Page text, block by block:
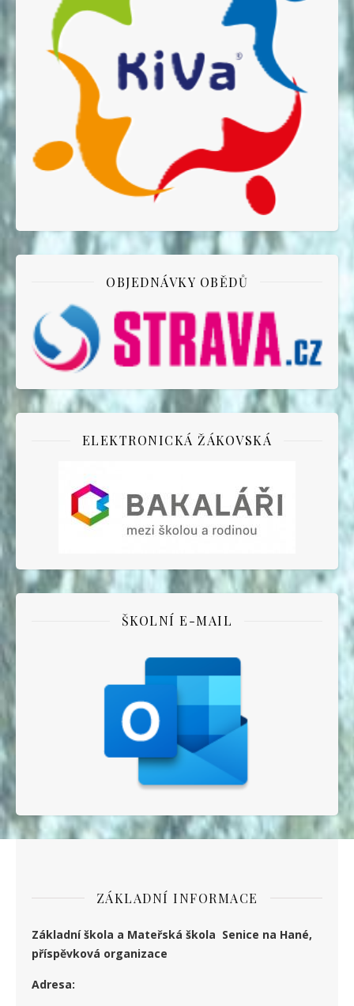
OBJEDNÁVKY OBĚDŮ
ELEKTRONICKÁ ŽÁKOVSKÁ
ŠKOLNÍ E-MAIL
ZÁKLADNÍ INFORMACE
Základní škola a Mateřská škola Senice na Hané,
příspěvková organizace
Adresa: